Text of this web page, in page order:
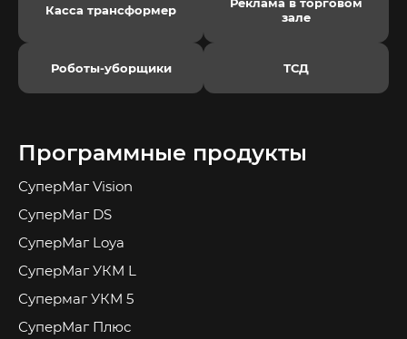
Касса трансформер
Реклама в торговом
зале
Роботы-уборщики ТСД
Программные продукты
СуперМаг Vision
СуперМаг DS
СуперМаг Loya
СуперМаг УКМ L
Супермаг УКМ 5
СуперМаг Плюс